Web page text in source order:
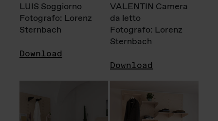
LUIS Soggiorno
Fotografo: Lorenz
Sternbach
Download
VALENTIN Camera
da letto
Fotografo: Lorenz
Sternbach
Download